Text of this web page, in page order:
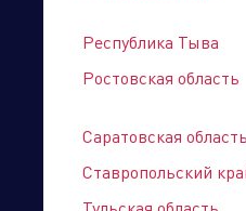
Республика Тыва
Ростовская область
Саратовская область
Ставропольский
ТД
+7 (83852) 99-98-03
E-mail: